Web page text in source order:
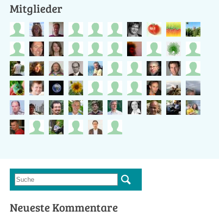
Mitglieder
Suchformular
Suche
Neueste Kommentare